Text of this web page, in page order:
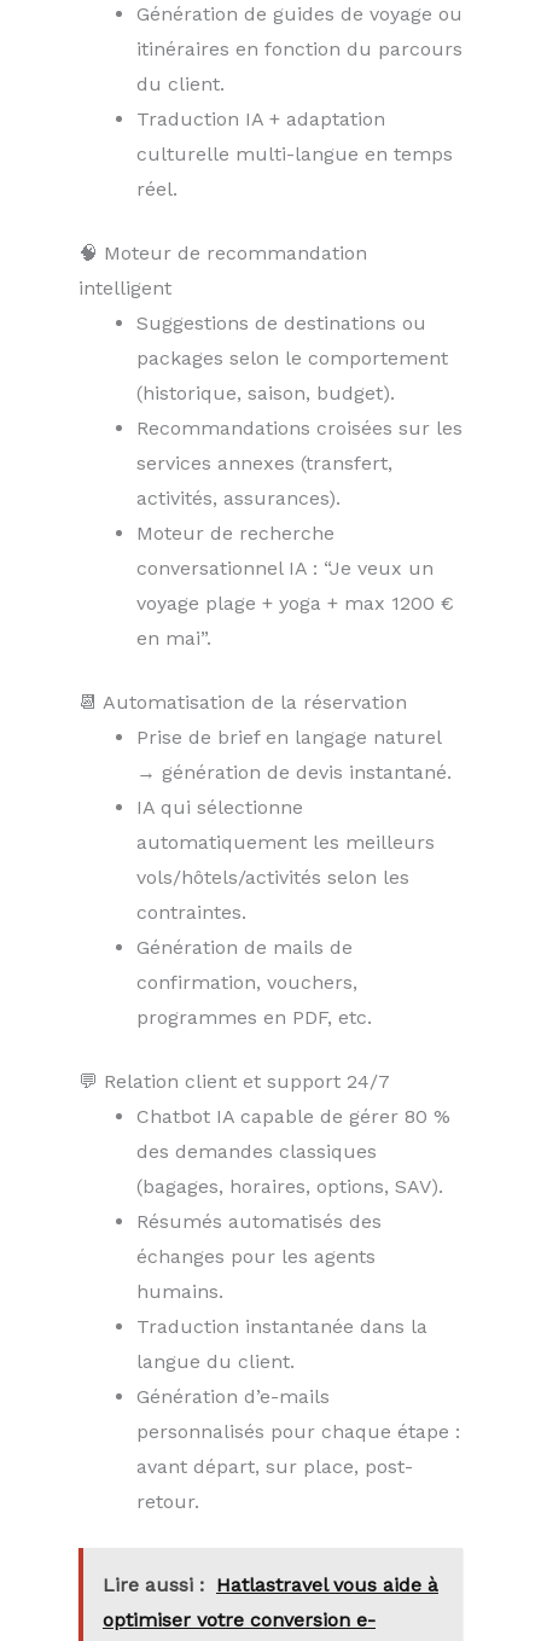
Génération de guides de voyage ou
itinéraires en fonction du parcours
du client.
Traduction IA + adaptation
culturelle multi-langue en temps
réel.
🧠 Moteur de recommandation
intelligent
Suggestions de destinations ou
packages selon le comportement
(historique, saison, budget).
Recommandations croisées sur les
services annexes (transfert,
activités, assurances).
Moteur de recherche
conversationnel IA : “Je veux un
voyage plage + yoga + max 1200 €
en mai”.
📆 Automatisation de la réservation
Prise de brief en langage naturel
→ génération de devis instantané.
IA qui sélectionne
automatiquement les meilleurs
vols/hôtels/activités selon les
contraintes.
Génération de mails de
confirmation, vouchers,
programmes en PDF, etc.
💬 Relation client et support 24/7
Chatbot IA capable de gérer 80 %
des demandes classiques
(bagages, horaires, options, SAV).
Résumés automatisés des
échanges pour les agents
humains.
Traduction instantanée dans la
langue du client.
Génération d’e-mails
personnalisés pour chaque étape :
avant départ, sur place, post-
retour.
Lire aussi : Hatlastravel vous aide à
optimiser votre conversion e-